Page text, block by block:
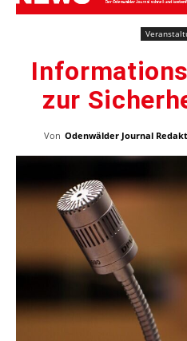
zur
Von Odenwälder Journal